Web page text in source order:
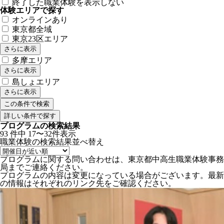
終了した職業体験を表示しない
体験エリアで探す
オンラインあり
東京都全域
東京23区エリア
さらに表示
多摩エリア
さらに表示
島しょエリア
さらに表示
詳しい条件で探す
プログラムの検索結果
93 件中 17〜32件表示
職業体験の検索結果並べ替え
プログラムに関する問い合わせは、東京都中高生職業体験事務
局までご連絡ください。
プログラムの内容は変更になっている場合がございます。最新
の情報はそれぞれのリンク先をご確認ください。